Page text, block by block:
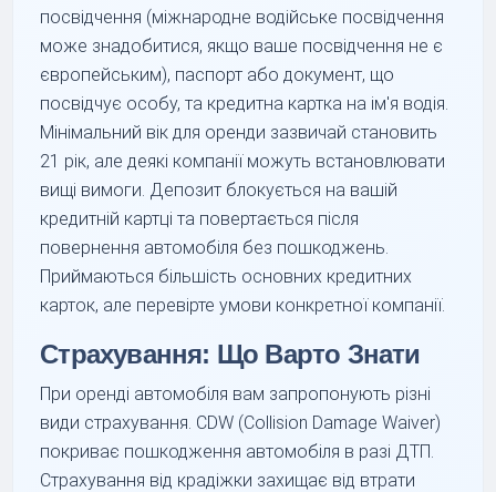
посвідчення (міжнародне водійське посвідчення
може знадобитися, якщо ваше посвідчення не є
європейським), паспорт або документ, що
посвідчує особу, та кредитна картка на ім'я водія.
Мінімальний вік для оренди зазвичай становить
21 рік, але деякі компанії можуть встановлювати
вищі вимоги. Депозит блокується на вашій
кредитній картці та повертається після
повернення автомобіля без пошкоджень.
Приймаються більшість основних кредитних
карток, але перевірте умови конкретної компанії.
Страхування: Що Варто Знати
При оренді автомобіля вам запропонують різні
види страхування. CDW (Collision Damage Waiver)
покриває пошкодження автомобіля в разі ДТП.
Страхування від крадіжки захищає від втрати